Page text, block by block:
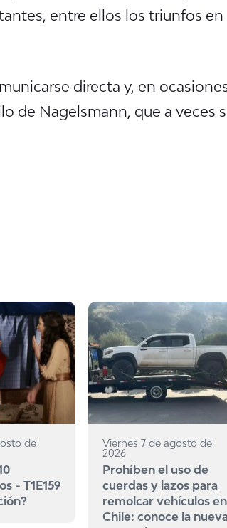
entre ellos los triunfos en
directa y, en
de Nagelsmann, que a veces
de
- T1E159
Viernes 7 de agosto de
2026
Prohíben el uso de
cuerdas y lazos para
remolcar vehículos en
Chile: conoce la